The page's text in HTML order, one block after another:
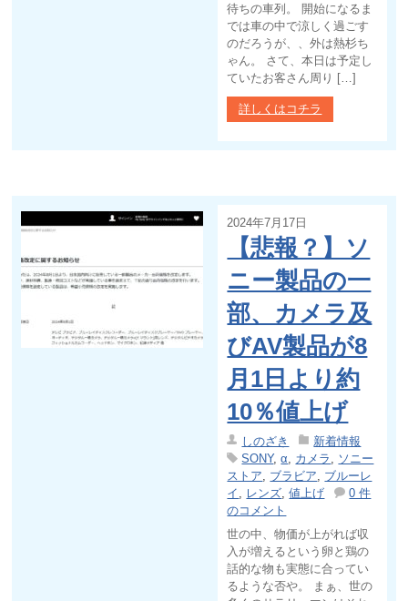
待ちの車列。 開始になるま
では車の中で涼しく過ごす
のだろうが、、外は熱杉ち
ゃん。 さて、本日は予定し
ていたお客さん周り […]
詳しくはコチラ
2024年7月17日
【悲報？】ソ
ニー製品の一
部、カメラ及
びAV製品が8
月1日より約
10％値上げ
しのざき
新着情報
SONY,α カメラ
ソニー
ストア
ブラビア
ブルーレ
イ
レンズ ,値上げ
0 件
のコメント
世の中、物価が上がれば収
入が増えるという卵と鶏の
話的な物も実態に合ってい
るような否や。 まぁ、世の